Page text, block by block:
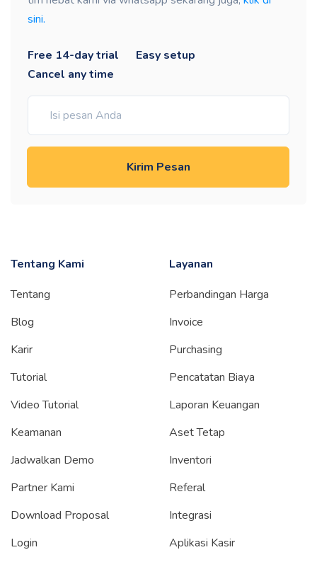
sini.
Free 14-day trial
Easy setup
Cancel any time
Kirim Pesan
Tentang Kami
Tentang
Blog
Karir
Tutorial
Video Tutorial
Keamanan
Jadwalkan Demo
Partner Kami
Download Proposal
Login
Layanan
Perbandingan Harga
Invoice
Purchasing
Pencatatan Biaya
Laporan Keuangan
Aset Tetap
Inventori
Referal
Integrasi
Aplikasi Kasir